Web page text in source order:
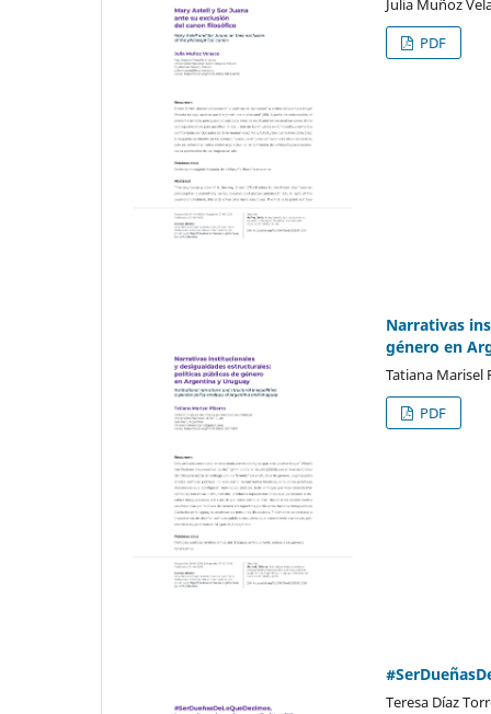
PDF
Narrativas
género en
Tatiana Marisel
PDF
Teresa Díaz